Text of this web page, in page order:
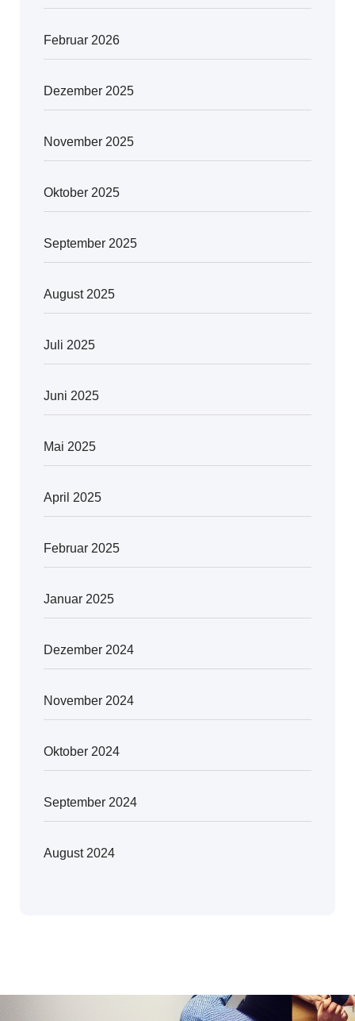
Februar 2026
Dezember 2025
November 2025
Oktober 2025
September 2025
August 2025
Juli 2025
Juni 2025
Mai 2025
April 2025
Februar 2025
Januar 2025
Dezember 2024
November 2024
Oktober 2024
September 2024
August 2024